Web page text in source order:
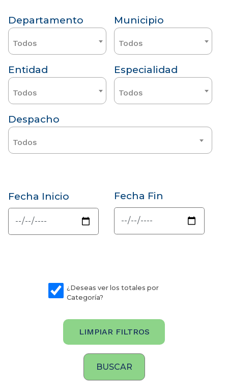
Departamento
Todos
Municipio
Todos
Entidad
Todos
Especialidad
Todos
Despacho
Todos
Fecha Inicio Fecha Fin
¿Deseas ver los totales por
Categoría?
LIMPIAR FILTROS